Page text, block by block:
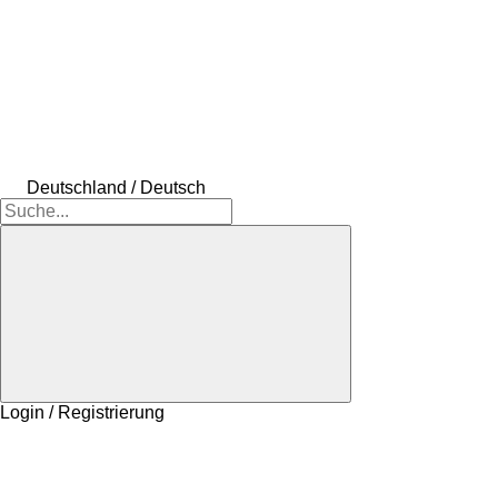
Deutschland / Deutsch
Login / Registrierung